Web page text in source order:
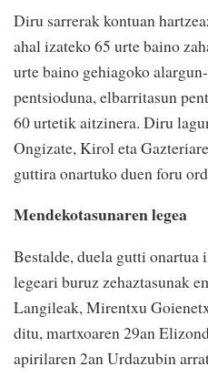
Diru sarrerak kontuan
ahal izateko 65 urte baino
urte baino gehiagoko
pentsioduna, elbarritasun
60 urtetik aitzinera. Diru
Ongizate, Kirol eta
guttira onartuko duen foru
Mendekotasunaren legea
Bestalde, duela gutti onartua
legeari buruz zehaztasunak
Langileak, Mirentxu
ditu, martxoaren 29an
apirilaren 2an Urdazubin